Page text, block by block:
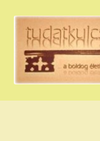
Ugrás
navigációhoz
Kilépés
tartalomba
HÚZZ EGY KÁRTYÁT!